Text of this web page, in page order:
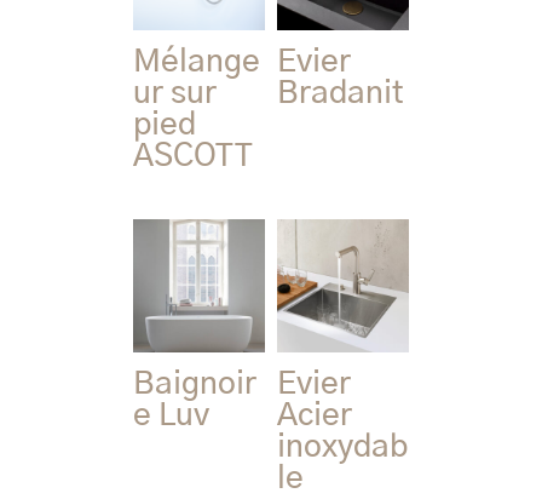
Mélange
ur sur
pied
ASCOTT
Evier
Bradanit
Baignoir
e Luv
Evier
Acier
inoxydab
le